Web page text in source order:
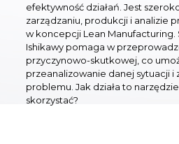
efektywność działań. Jest
zarządzaniu, produkcji i analizie
w koncepcji Lean
Ishikawy pomaga w
przyczynowo-skutkowej, co
przeanalizowanie danej sytuacji i
problemu. Jak działa to
skorzystać?